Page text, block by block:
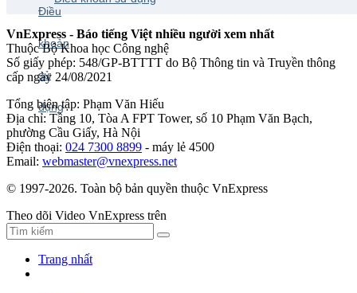
VnExpress - Báo tiếng Việt nhiều người xem nhất
Thuộc Bộ Khoa học Công nghệ
Số giấy phép: 548/GP-BTTTT do Bộ Thông tin và Truyền thông
cấp ngày 24/08/2021
Tổng biên tập: Phạm Văn Hiếu
Địa chỉ: Tầng 10, Tòa A FPT Tower, số 10 Phạm Văn Bạch,
phường Cầu Giấy, Hà Nội
Điện thoại: 024 7300 8899 - máy lẻ 4500
Email: webmaster@vnexpress.net
© 1997-2026. Toàn bộ bản quyền thuộc VnExpress
Theo dõi Video VnExpress trên
Trang nhất